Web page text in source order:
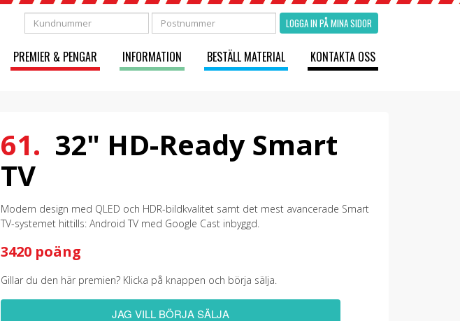
LOGGA IN PÅ MINA SIDOR
PREMIER & PENGAR INFORMATION BESTÄLL MATERIAL KONTAKTA OSS
61. 32" HD-Ready Smart
TV
Modern design med QLED och HDR-bildkvalitet samt det mest avancerade Smart
TV-systemet hittills: Android TV med Google Cast inbyggd.
3420 poäng
Gillar du den här premien? Klicka på knappen och börja sälja.
JAG VILL BÖRJA SÄLJA